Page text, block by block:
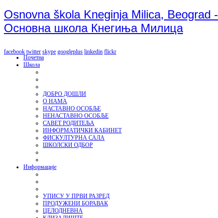
Osnovna škola Kneginja Milica, Beograd -
Основна школа Кнегиња Милица
facebook twitter skype googleplus linkedin flickr
Почетна
Школа
ДОБРО ДОШЛИ
О НАМА
НАСТАВНО ОСОБЉЕ
НЕНАСТАВНО ОСОБЉЕ
САВЕТ РОДИТЕЉА
ИНФОРМАТИЧКИ КАБИНЕТ
ФИСКУЛТУРНА САЛА
ШКОЛСКИ ОДБОР
Информације
УПИСУ У ПРВИ РАЗРЕД
ПРОДУЖЕНИ БОРАВАК
ЦЕЛОДНЕВНА